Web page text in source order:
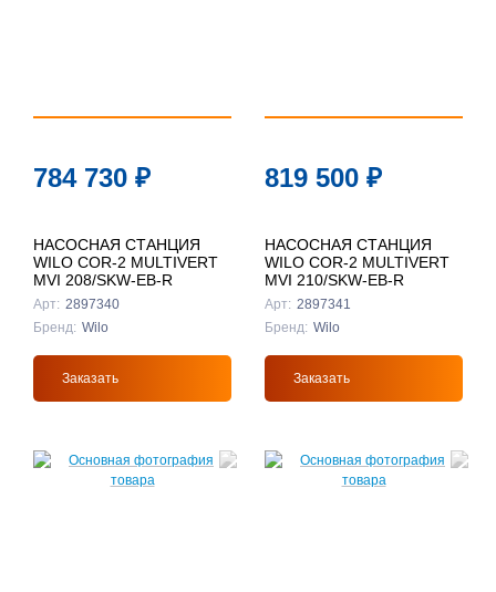
784 730 ₽
НАСОСНАЯ СТАНЦИЯ
WILO COR-2 MULTIVERT
MVI 208/SKW-EB-R
Арт: 2897340
Бренд: Wilo
Заказать
819 500 ₽
НАСОСНАЯ СТАНЦИЯ
WILO COR-2 MULTIVERT
MVI 210/SKW-EB-R
Арт: 2897341
Бренд: Wilo
Заказать